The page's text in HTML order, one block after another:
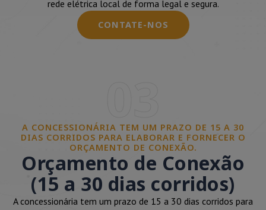
rede elétrica local de forma legal e segura.
CONTATE-NOS
A CONCESSIONÁRIA TEM UM PRAZO DE 15 A 30
DIAS CORRIDOS PARA ELABORAR E FORNECER O
ORÇAMENTO DE CONEXÃO.
Orçamento de Conexão
(15 a 30 dias corridos)
A concessionária tem um prazo de 15 a 30 dias corridos para